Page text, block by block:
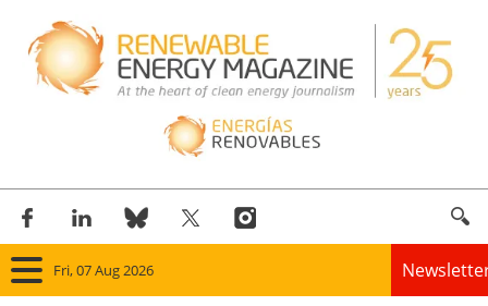
Fri, 07 Aug 2026